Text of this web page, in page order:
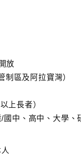
放
制區及阿拉寶灣）
上長者）
中、高中、大學、